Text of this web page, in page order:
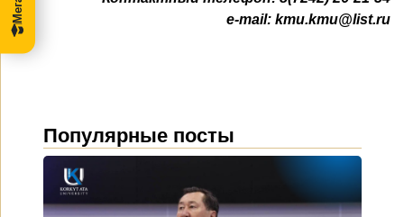
e-mail: kmu.kmu@list.ru
Популярные посты